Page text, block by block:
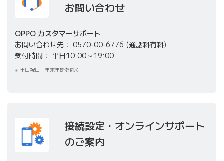
お問い合わせ
OPPO カスタマーサポート
お問い合わせ先
0570-00-6776 (通話料有料)
受付時間
平日10:00～19:00
土日祝日・年末年始を除く
接続設定・オンラインサポート
のご案内